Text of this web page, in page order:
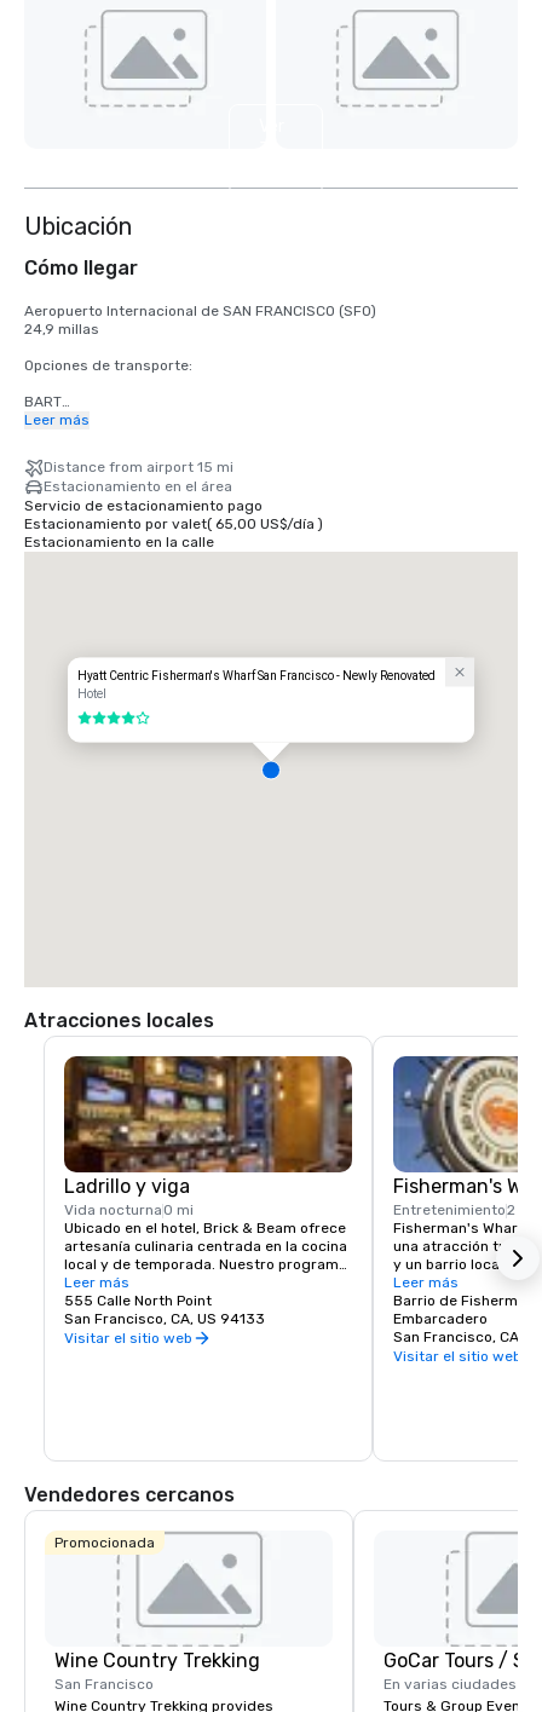
Ubicación
Cómo llegar
Aeropuerto Internacional de SAN FRANCISCO (SFO)
24,9 millas
Opciones de transporte:
BART
Adultos
TRANVÍA
Horario: de lunes a viernes de 4 a.m. a medianoche, sábados de 6 a.m.
a medianoche, domingos de 8 a.m. a medianoche.
Gratuito
Unidireccional
$60.00 Dólares americanos
Aeropuerto Internacional de OAKLAND (OAK)
20 millas
Leer más
Distance from airport 15 mi
Estacionamiento en el área
Servicio de estacionamiento pago
Estacionamiento por valet( 65,00 US$/día )
Estacionamiento en la calle
Hyatt Centric Fisherman's Wharf San Francisco - Newly Renovated
Hotel
4 de 5
Atracciones locales
Ladrillo y viga
Vida nocturna 0 mi
Ubicado en el hotel, Brick & Beam ofrece
artesanía culinaria centrada en la cocina
local y de temporada. Nuestro programa
Seafood Watch es un enfoque fresco
para la alimentación sostenible, que
incluye un menú responsable de
alimentos locales seleccionados y
manera perfecta de empezar la noche en
Leer más
555 Calle North Point
San Francisco, CA, US 94133
Visitar el sitio web
Fisherman's
Entretenimiento2
Fisherman's Wharf
una atracción
y un barrio local y
próspera y vibrante.
primera clase,
sinfín de
entretenimiento, el
lugar para comenzar
Leer más
Barrio de
Embarcadero
San Francisco, CA,
Visitar el sitio web
Vendedores cercanos
Promocionada
Wine Country Trekking
San Francisco
Wine Country Trekking provides
En varias ciudades
Tours & Group Events